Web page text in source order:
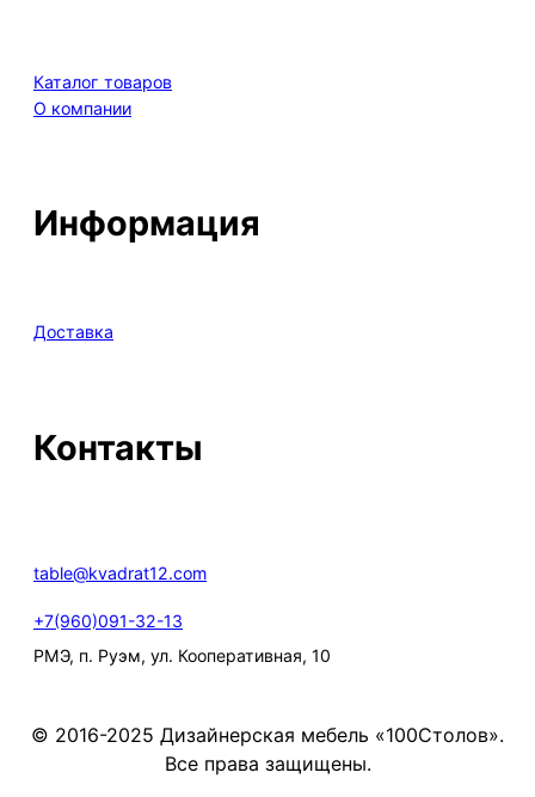
Каталог товаров
О компании
Информация
Доставка
Контакты
table@kvadrat12.com
+7(960)091-32-13
РМЭ, п. Руэм, ул. Кооперативная, 10
© 2016-2025 Дизайнерская мебель «100Столов».
Все права защищены.